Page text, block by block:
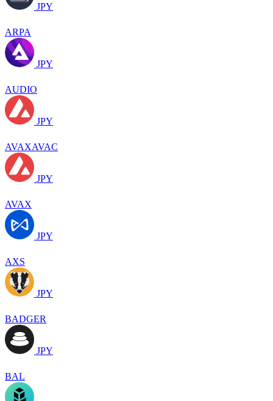
JPY
ARPA
JPY
AUDIO
JPY
AVAXAVAC
JPY
AVAX
JPY
AXS
JPY
BADGER
JPY
BAL